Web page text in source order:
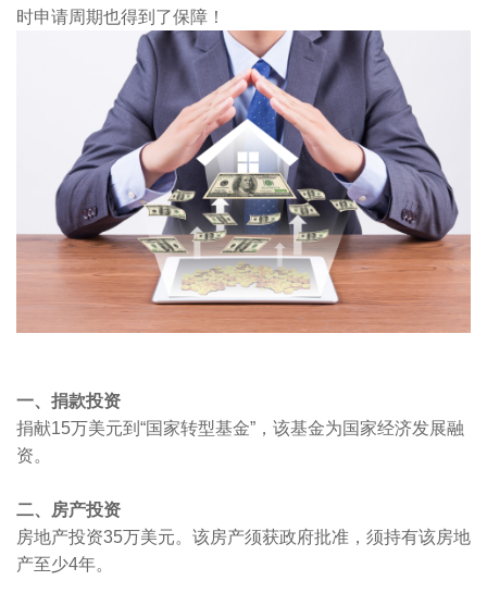
时申请周期也得到了保障！
一、捐款投资
捐献15万美元到“国家转型基金”，该基金为国家经济发展融
资。
二、房产投资
房地产投资35万美元。该房产须获政府批准，须持有该房地
产至少4年。